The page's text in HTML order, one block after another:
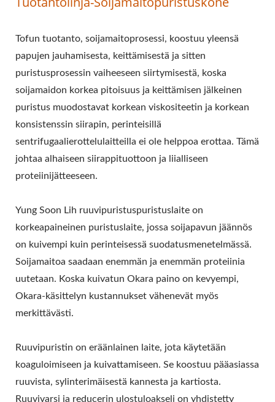
TOFUN
TUOTANTOPROSESSI,
AUTOMAATTINEN
TOFUN KONE,
AUTOMAATTINEN
TOFUN
VALMISTUSKONE,
KAUPALLINEN TOFUN
KONE, HELPPO TOFUN
VALMISTAJA, PAISTETTU
TOFUN KONE,
TEOLLINEN TOFUN
SOIJALIHA KONE,
SOIJAMAITOKONE JA
Tofun tuotanto, soijamaitoprosessi, koostuu yleensä
papujen jauhamisesta, keittämisestä ja sitten
puristusprosessin vaiheeseen siirtymisestä, koska
soijamaidon korkea pitoisuus ja keittämisen jälkeinen
puristus muodostavat korkean viskositeetin ja korkean
konsistenssin siirapin, perinteisillä
sentrifugaalierottelulaitteilla ei ole helppoa erottaa. Tämä
johtaa alhaiseen siirappituottoon ja liialliseen
proteiinijätteeseen.
Yung Soon Lih ruuvipuristuspuristuslaite on
korkeapaineinen puristuslaite, jossa soijapavun jäännös
on kuivempi kuin perinteisessä suodatusmenetelmässä.
Soijamaitoa saadaan enemmän ja enemmän proteiinia
uutetaan. Koska kuivatun Okara paino on kevyempi,
Okara-käsittelyn kustannukset vähenevät myös
merkittävästi.
Ruuvipuristin on eräänlainen laite, jota käytetään
koaguloimiseen ja kuivattamiseen. Se koostuu pääasiassa
ruuvista, sylinterimäisestä kannesta ja kartiosta.
Ruuvivarsi ja reducerin ulostuloakseli on yhdistetty